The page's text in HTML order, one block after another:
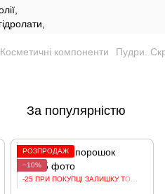
Косметичні компоненти Пудри.
За популярністю
РОЗПРОДАЖ
−10%